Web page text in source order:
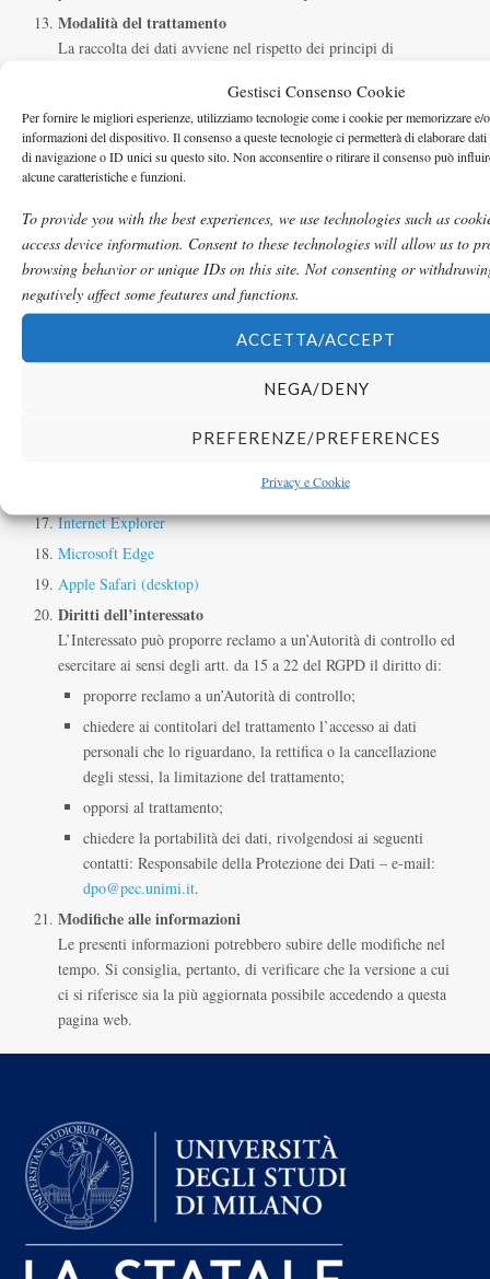
Gestisci Consenso Cookie
Per fornire le migliori esperienze, utilizziamo tecnologie come i cookie per memorizzare e/
informazioni del dispositivo. Il consenso a queste tecnologie ci permetterà di elaborare
di navigazione o ID unici su questo sito. Non acconsentire o ritirare il consenso può
alcune caratteristiche e funzioni.
To provide you with the best experiences, we use technologies such as
access device information. Consent to these technologies will allow us to
browsing behavior or unique IDs on this site. Not consenting or
negatively affect some features and functions.
ACCETTA/ACCEPT
NEGA/DENY
PREFERENZE/PREFERENCES
Privacy e Cookie
Modalità del trattamento
La raccolta dei dati avviene nel rispetto dei principi di
quali sono trattati. I dati personali conferiti sono trattati in
osservanza dei principi di liceità, correttezza e trasparenza,
previsti dall’articolo 5 RGPD, anche con l’ausilio di strumenti
informatici e telematici atti a memorizzare e gestire i dati stessi,
massima riservatezza dell’interessato. I dati possono essere
oggetto di trattamento in forma anonima per lo svolgimento di
attività statistiche finalizzate al miglioramento dei servizi offerti.
Come disabilitare i cookie (opt out)
È possibile negare il consenso all’utilizzo dei cookie
navigazione non autenticata sul sito sarà comunque disponibile in
come disabilitare i cookie per i browser più diffusi:
Internet Explorer
Microsoft Edge
Apple Safari (desktop)
Diritti dell’interessato
L’Interessato può proporre reclamo a un’Autorità di controllo ed
esercitare ai sensi degli artt. da 15 a 22 del RGPD il diritto di:
proporre reclamo a un’Autorità di controllo;
chiedere ai contitolari del trattamento l’accesso ai dati
personali che lo riguardano, la rettifica o la cancellazione
degli stessi, la limitazione del trattamento;
opporsi al trattamento;
chiedere la portabilità dei dati, rivolgendosi ai seguenti
contatti: Responsabile della Protezione dei Dati – e-mail:
dpo@pec.unimi.it.
Modifiche alle informazioni
Le presenti informazioni potrebbero subire delle modifiche nel
tempo. Si consiglia, pertanto, di verificare che la versione a cui
ci si riferisce sia la più aggiornata possibile accedendo a questa
pagina web.